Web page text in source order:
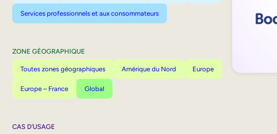
Services professionnels et aux consommateurs
ZONE GÉOGRAPHIQUE
Toutes zones géographiques Amérique du Nord Europe
Europe – France Global
CAS D’USAGE